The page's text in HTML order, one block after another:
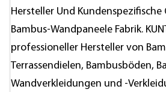
Hersteller Und
Bambus-Wandpaneele Fabrik.
professioneller Hersteller von
Terrassendielen, Bambusböden,
Wandverkleidungen und -